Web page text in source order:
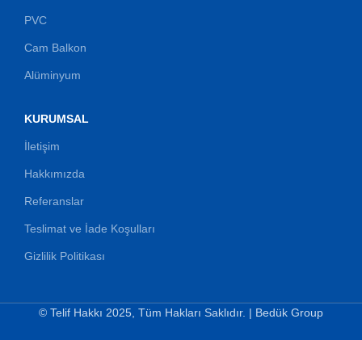
PVC
Cam Balkon
Alüminyum
KURUMSAL
İletişim
Hakkımızda
Referanslar
Teslimat ve İade Koşulları
Gizlilik Politikası
© Telif Hakkı 2025, Tüm Hakları Saklıdır. | Bedük Group